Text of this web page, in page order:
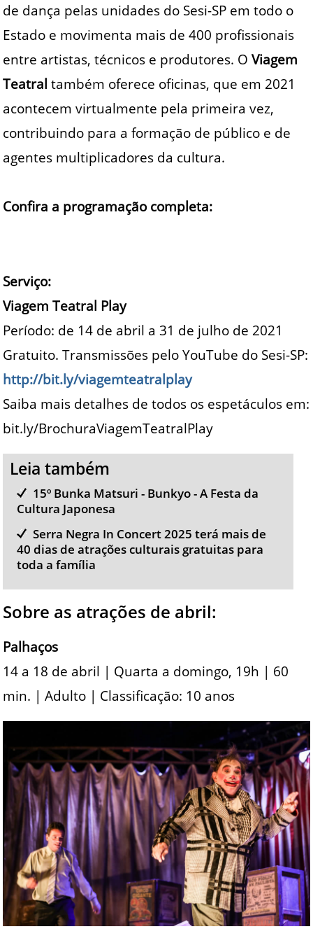
de dança pelas unidades do Sesi-SP em todo o
Estado e movimenta mais de 400 profissionais
entre artistas, técnicos e produtores. OViagem
Teatraltambém oferece oficinas, que em 2021
acontecem virtualmente pela primeira vez,
contribuindo para a formação de público e de
agentes multiplicadores da cultura.
Confira a programação completa:
Serviço:
Viagem Teatral Play
Período: de 14 de abril a 31 de julho de 2021
Gratuito. Transmissões pelo YouTube do Sesi-SP:
http://bit.ly/viagemteatralplay
Saiba mais detalhes de todos os espetáculos em:
bit.ly/BrochuraViagemTeatralPlay
Leia também
15º Bunka Matsuri - Bunkyo - A Festa da
Cultura Japonesa
Serra Negra In Concert 2025 terá mais de
40 dias de atrações culturais gratuitas para
toda a família
Sobre as atrações de abril:
Palhaços
14 a 18 de abril | Quarta a domingo, 19h | 60
min. | Adulto | Classificação: 10 anos